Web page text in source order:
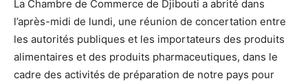
La Chambre de Commerce de Djibouti a abrité dans
l’après-midi de lundi, une réunion de concertation entre
les autorités publiques et les importateurs des produits
alimentaires et des produits pharmaceutiques, dans le
cadre des activités de préparation de notre pays pour